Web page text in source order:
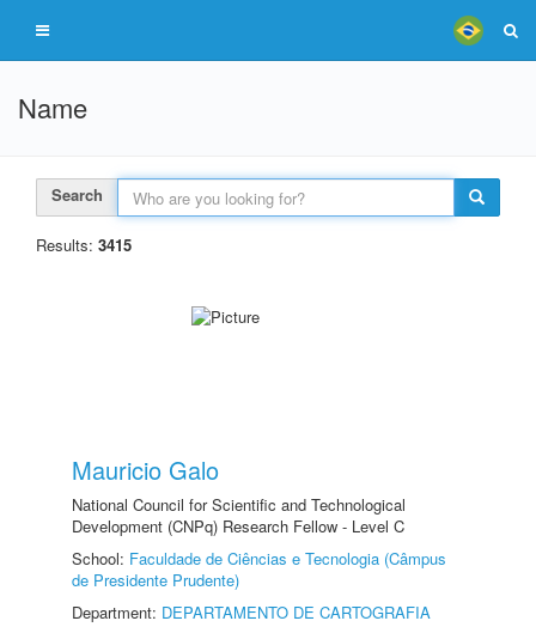
Name
Search
Results: 3415
Mauricio Galo
National Council for Scientific and Technological
Development (CNPq) Research Fellow - Level C
School: Faculdade de Ciências e Tecnologia (Câmpus
de Presidente Prudente)
Department: DEPARTAMENTO DE CARTOGRAFIA